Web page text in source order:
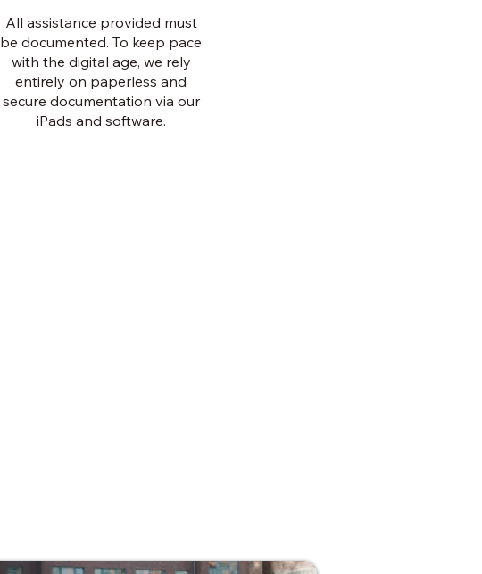
All assistance provided must
be documented. To keep pace
with the digital age, we rely
entirely on paperless and
secure documentation via our
iPads and software.